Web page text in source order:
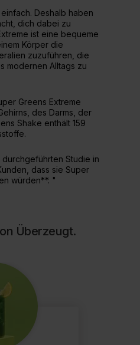
Deshalb haben
dich dabei zu
ist eine bequeme
Körper die
zuzuführen, die
modernen Alltags zu
Greens Extreme
des Darms, der
Shake enthält 159
Studie in
dass sie Super
würden**. "
Überzeugt.